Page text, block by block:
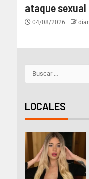
ataque sexual
04/08/2026
LOCALES